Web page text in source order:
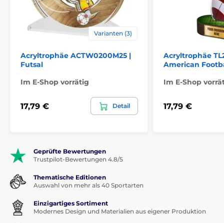
Varianten (3)
Acryltrophäe ACTW0200M25 |
Futsal
Im E-Shop vorrätig
17,79 € Detail
Acryltrophäe
American
Im E-Shop
17,79 €
Geprüfte Bewertungen
Trustpilot-Bewertungen 4.8/5
Thematische Editionen
Auswahl von mehr als 40 Sportarten
Einzigartiges Sortiment
Modernes Design und Materialien aus eigener Produktion